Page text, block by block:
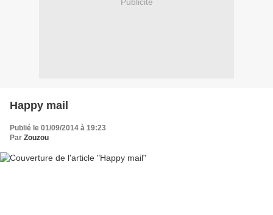
Happy mail
Publié le 01/09/2014 à 19:23
Par Zouzou